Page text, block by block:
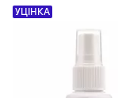
УЦІНКА